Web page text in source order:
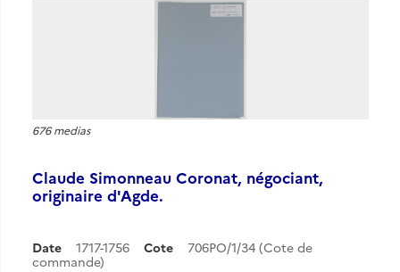
676 medias
Claude Simonneau Coronat, négociant,
originaire d'Agde.
Date 1717-1756 Cote
706PO/1/34 (Cote de
commande)